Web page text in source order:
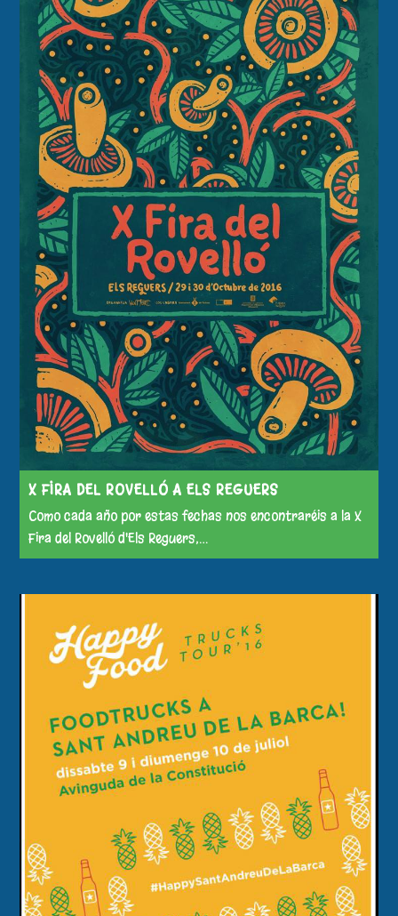
X FIRA DEL ROVELLÓ A ELS REGUERS
Como cada año por estas fechas nos encontraréis a la X
Fira del Rovelló d'Els Reguers,…